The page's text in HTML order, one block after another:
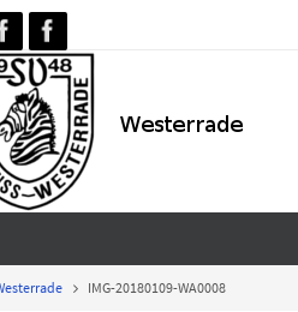
IMG-20180109-WA0008